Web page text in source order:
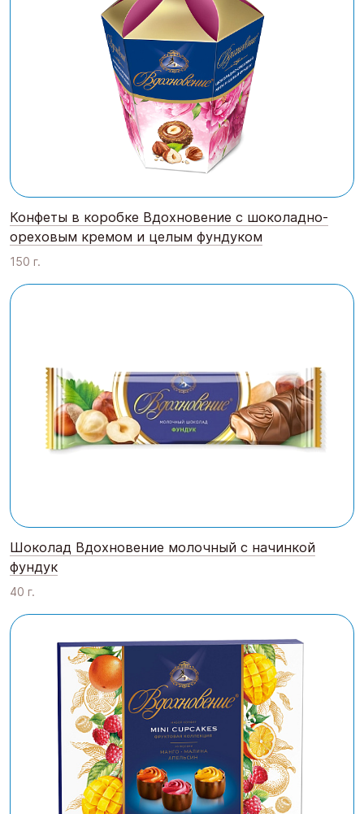
Конфеты в коробке Вдохновение с шоколадно-
ореховым кремом и целым фундуком
150 г.
Шоколад Вдохновение молочный с начинкой
фундук
40 г.